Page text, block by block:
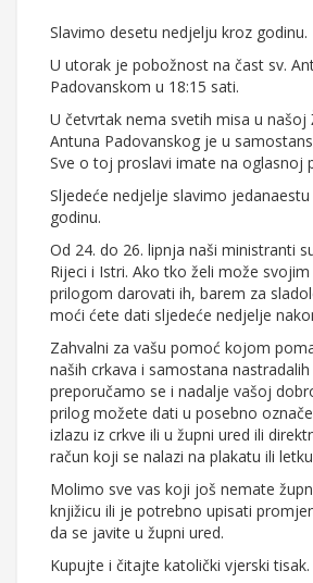
Slavimo desetu nedjelju kroz godinu.
U utorak je pobožnost na čast sv.
Padovanskom u 18:15 sati.
U četvrtak nema svetih misa u našoj
Antuna Padovanskog je u
Sve o toj proslavi imate na oglasnoj
Sljedeće nedjelje slavimo
godinu.
Od 24. do 26. lipnja naši ministranti
Rijeci i Istri. Ako tko želi može
prilogom darovati ih, barem za
moći ćete dati sljedeće nedjelje
Zahvalni za vašu pomoć kojom
naših crkava i samostana
preporučamo se i nadalje vašoj
prilog možete dati u posebno
izlazu iz crkve ili u župni ured ili
račun koji se nalazi na plakatu ili
Molimo sve vas koji još nemate
knjižicu ili je potrebno upisati
da se javite u župni ured.
Kupujte i čitajte katolički vjerski tisak.